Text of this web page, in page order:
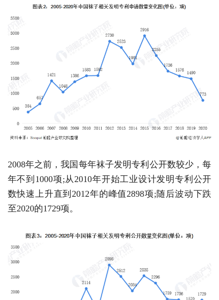
2008年之前，我国每年袜子发明专利公开数较少，每
年不到1000项;从2010年开始工业设计发明专利公开
数快速上升直到2012年的峰值2898项;随后波动下跌
至2020的1729项。